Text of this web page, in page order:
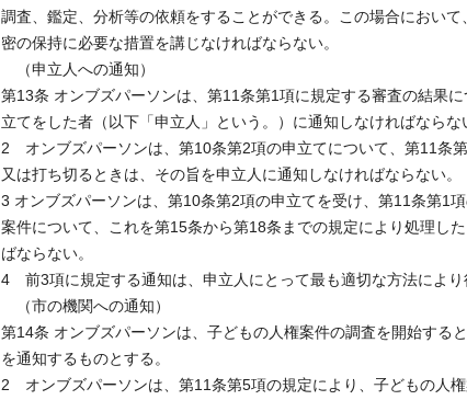
調査、鑑定、分析等の依頼をすることができる。この場合におい
密の保持に必要な措置を講じなければならない。
（申立人への通知）
第13条 オンブズパーソンは、第11条第1項に規定する審査の結果
立てをした者（以下「申立人」という。）に通知しなければならな
2 オンブズパーソンは、第10条第2項の申立てについて、第11条
又は打ち切るときは、その旨を申立人に通知しなければならない。
3 オンブズパーソンは、第10条第2項の申立てを受け、第11条第1
案件について、これを第15条から第18条までの規定により処理し
ばならない。
4 前3項に規定する通知は、申立人にとって最も適切な方法によ
（市の機関への通知）
第14条 オンブズパーソンは、子どもの人権案件の調査を開始する
を通知するものとする。
2 オンブズパーソンは、第11条第5項の規定により、子どもの人